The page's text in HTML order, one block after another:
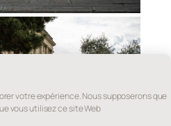
votre expérience. Nous supposerons que
vous utilisez ce site Web